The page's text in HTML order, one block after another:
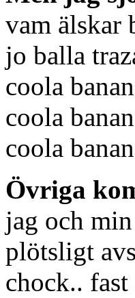
vam älskar
jo balla
coola
coola
coola
Övriga
jag och
plötsligt
chock..